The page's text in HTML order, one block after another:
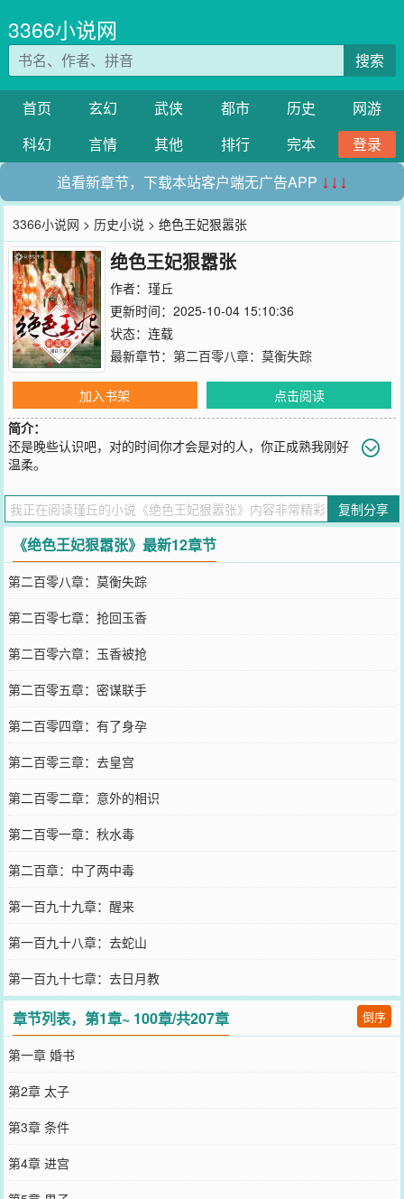
3366小说网
搜索
首页 玄幻 武侠 都市 历史
网游
科幻
言情 其他 排行 完本
登录
追看新章节，下载本站客户端无广告APP ↓↓↓
3366小说网 > 历史小说 > 绝色王妃狠嚣张
绝色王妃狠嚣张
作者： 瑾丘
更新时间：2025-10-04 15:10:36
状态：连载
最新章节： 第二百零八章：莫衡失踪
加入书架
点击阅读
简介：
还是晚些认识吧，对的时间你才会是对的人，你正成熟我刚好
温柔。
博微信里的朋友推荐哦！
复制分享
《绝色王妃狠嚣张》最新12章节
第二百零八章：莫衡失踪
第二百零七章：抢回玉香
第二百零六章：玉香被抢
第二百零五章：密谋联手
第二百零四章：有了身孕
第二百零三章：去皇宫
第二百零二章：意外的相识
第二百零一章：秋水毒
第二百章：中了两中毒
第一百九十九章：醒来
第一百九十八章：去蛇山
第一百九十七章：去日月教
章节列表，第1章~ 100章/共207章 倒序
第一章 婚书
第2章 太子
第3章 条件
第4章 进宫